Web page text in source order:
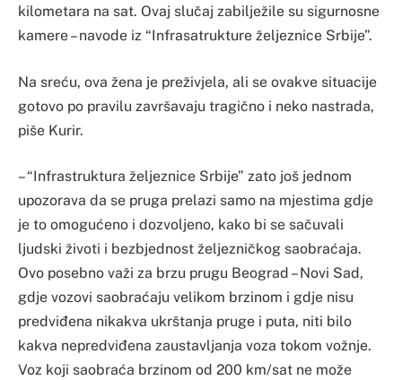
kilometara na sat. Ovaj slučaj zabilježile su sigurnosne
kamere – navode iz “Infrasatrukture željeznice Srbije”.
Na sreću, ova žena je preživjela, ali se ovakve situacije
gotovo po pravilu završavaju tragično i neko nastrada,
piše Kurir.
– “Infrastruktura željeznice Srbije” zato još jednom
upozorava da se pruga prelazi samo na mjestima gdje
je to omogućeno i dozvoljeno, kako bi se sačuvali
ljudski životi i bezbjednost željezničkog saobraćaja.
Ovo posebno važi za brzu prugu Beograd – Novi Sad,
gdje vozovi saobraćaju velikom brzinom i gdje nisu
predviđena nikakva ukrštanja pruge i puta, niti bilo
kakva nepredviđena zaustavljanja voza tokom vožnje.
Voz koji saobraća brzinom od 200 km/sat ne može